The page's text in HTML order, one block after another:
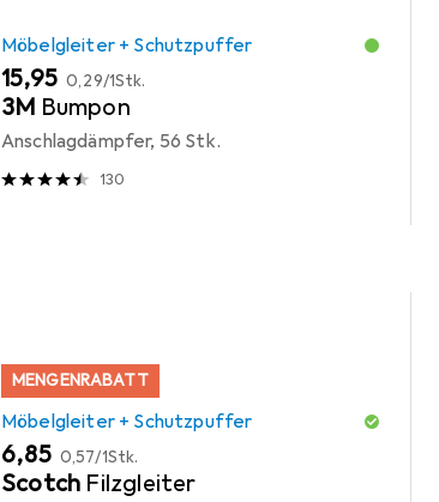
Möbelgleiter + Schutzpuffer
EUR
15,95 EUR
0,29/1Stk.
3M Bumpon
Anschlagdämpfer, 56 Stk.
130
MENGENRABATT
Möbelgleiter + Schutzpuffer
EUR
6,85 EUR
0,57/1Stk.
Scotch Filzgleiter